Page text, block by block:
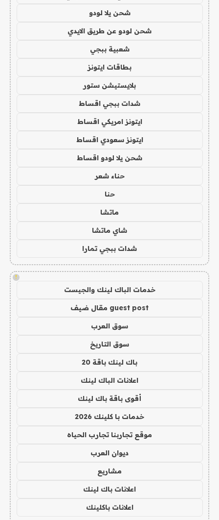
شحن يلا لودو
شحن لودو عن طريق الايدي
شعبية ببجي
بطاقات ايتونز
بلايستيشن ستور
شدات ببجي اقساط
ايتونز امريكي اقساط
ايتونز سعودي اقساط
شحن يلا لودو اقساط
حناء شعر
حنا
ماتشا
شاي ماتشا
شدات ببجي تمارا
!
خدمات الباك لينك والجيست
guest post مقال ضيف
سوق العرب
سوق التاريخ
باك لينك باقة 20
اعلانات الباك لينك
أقوى باقة باك لينك
خدمات با كلينك 2026
موقع تجاربنا تجارب الحياه
ديوان العرب
مشاريع
اعلانات باك لينك
اعلانات باكلينك